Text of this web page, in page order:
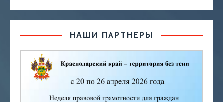
НАШИ ПАРТНЕРЫ